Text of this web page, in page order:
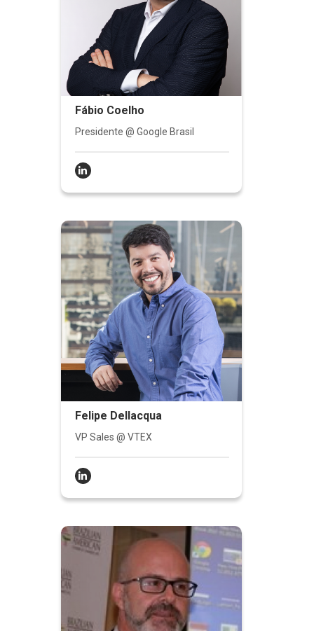
Fábio Coelho
Presidente @ Google Brasil
Felipe Dellacqua
VP Sales @ VTEX